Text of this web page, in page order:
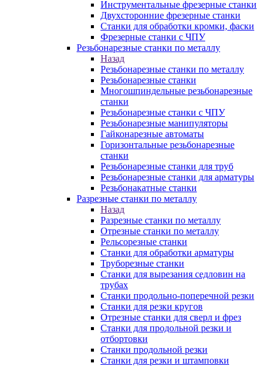
Инструментальные фрезерные станки
Двухсторонние фрезерные станки
Станки для обработки кромки, фаски
Фрезерные станки с ЧПУ
Резьбонарезные станки по металлу
Назад
Резьбонарезные станки по металлу
Резьбонарезные станки
Многошпиндельные резьбонарезные
станки
Резьбонарезные станки с ЧПУ
Резьбонарезные манипуляторы
Гайконарезные автоматы
Горизонтальные резьбонарезные
станки
Резьбонарезные станки для труб
Резьбонарезные станки для арматуры
Резьбонакатные станки
Разрезные станки по металлу
Назад
Разрезные станки по металлу
Отрезные станки по металлу
Рельсорезные станки
Станки для обработки арматуры
Труборезные станки
Станки для вырезания седловин на
трубаx
Станки продольно-поперечной резки
Станки для резки кругов
Отрезные станки для сверл и фрез
Станки для продольной резки и
отбортовки
Станки продольной резки
Станки для резки и штамповки